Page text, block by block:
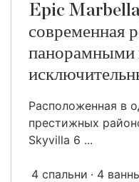
Epic
современная
панорамными
Расположенная в
престижных
Skyvilla 6 ...
4 спальни 4